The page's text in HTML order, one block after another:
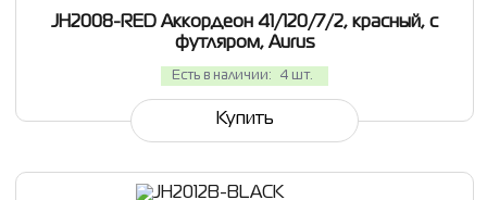
JH2008-RED Аккордеон 41/120/7/2, красный, с
футляром, Aurus
Есть в наличии: 4 шт.
Купить